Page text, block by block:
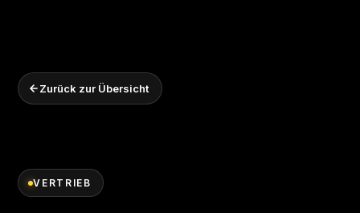
Zurück zur Übersicht
VERTRIEB